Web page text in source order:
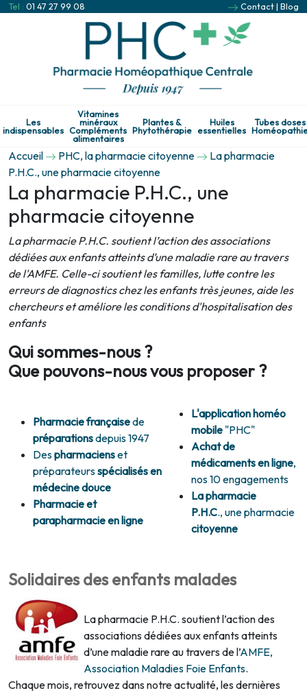
Tel : 01 47 27 99 08 Contact| Blog
Les
indispensables
Vitamines
minéraux
Compléments
alimentaires
Plantes &
Phytothérapie
Huiles
essentielles
Tubes doses
Accueil PHC, la pharmacie citoyenne
La pharmacie
P.H.C., une pharmacie citoyenne
La pharmacie P.H.C., une
pharmacie citoyenne
La pharmacie P.H.C. soutient l’action des associations
dédiées aux enfants atteints d’une maladie rare au travers
de l'AMFE. Celle-ci soutient les familles, lutte contre les
erreurs de diagnostics chez les enfants très jeunes, aide les
chercheurs et améliore les conditions d'hospitalisation des
enfants
Qui sommes-nous ?
Que pouvons-nous vous proposer ?
Pharmacie françaisede
préparationsdepuis 1947
Despharmacienset
préparateursspécialisés en
médecine douce
Pharmacie et
parapharmacie en ligne
L'application homéo
mobile "PHC"
Achat de
médicaments en ligne,
nos 10 engagements
La pharmacie
P.H.C., une pharmacie
citoyenne
Solidaires des enfants malades
La pharmacie P.H.C. soutient l’action des
associations dédiées aux enfants atteints
d’une maladie rare au travers de l’AMFE,
Association Maladies Foie Enfants.
Chaque mois, retrouvez dans notre actualité, les dernières